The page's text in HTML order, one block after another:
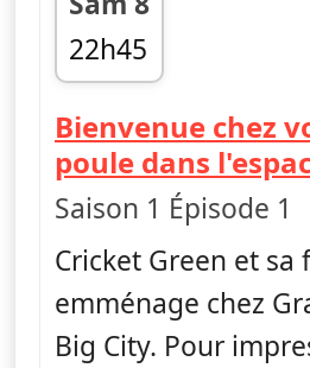
22h45
fin 23h10
Bienvenue chez
poule dans
Saison 1 Épisode 1
Cricket Green et sa
emménage chez
Big City. Pour